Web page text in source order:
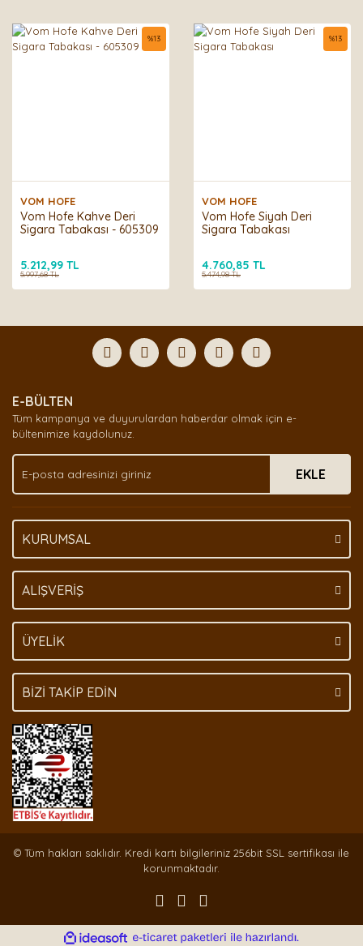
VOM HOFE
Vom Hofe Kahve Deri
Sigara Tabakası - 605309
%13
5.212,99 TL
5.997,68 TL
VOM HOFE
Vom Hofe Siyah Deri
Sigara Tabakası
%13
4.760,85 TL
5.474,98 TL
E-BÜLTEN
Tüm kampanya ve duyurulardan haberdar olmak için e-
bültenimize kaydolunuz.
EKLE
KURUMSAL
ALIŞVERİŞ
ÜYELİK
BİZİ TAKİP EDİN
© Tüm hakları saklıdır. Kredi kartı bilgileriniz 256bit SSL sertifikası ile
korunmaktadır.
ideasoft e-